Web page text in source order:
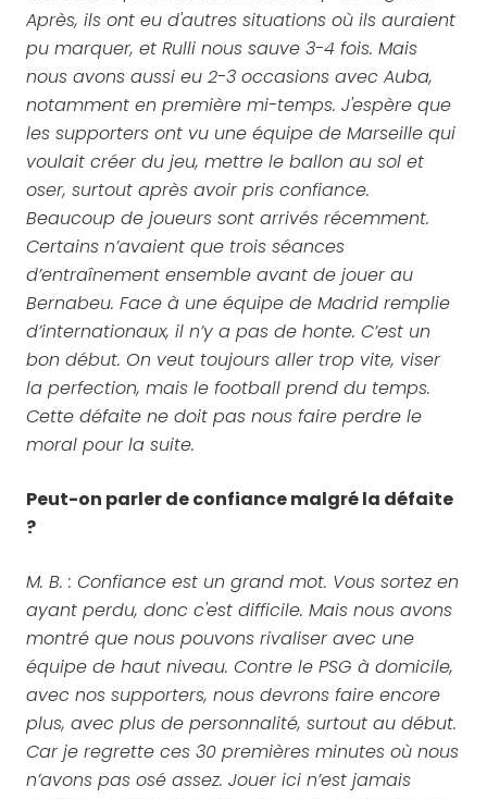
Après, ils ont eu d'autres situations où ils auraient
pu marquer, et Rulli nous sauve 3-4 fois. Mais
nous avons aussi eu 2-3 occasions avec Auba,
notamment en première mi-temps. J'espère que
les supporters ont vu une équipe de Marseille qui
voulait créer du jeu, mettre le ballon au sol et
oser, surtout après avoir pris confiance.
Beaucoup de joueurs sont arrivés récemment.
Certains n’avaient que trois séances
d’entraînement ensemble avant de jouer au
Bernabeu. Face à une équipe de Madrid remplie
d’internationaux, il n’y a pas de honte. C’est un
bon début. On veut toujours aller trop vite, viser
la perfection, mais le football prend du temps.
Cette défaite ne doit pas nous faire perdre le
moral pour la suite.
Peut-on parler de confiance malgré la défaite
?
M. B. : Confiance est un grand mot. Vous sortez en
ayant perdu, donc c'est difficile. Mais nous avons
montré que nous pouvons rivaliser avec une
équipe de haut niveau. Contre le PSG à domicile,
avec nos supporters, nous devrons faire encore
plus, avec plus de personnalité, surtout au début.
Car je regrette ces 30 premières minutes où nous
n’avons pas osé assez. Jouer ici n’est jamais